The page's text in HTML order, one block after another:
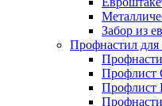
Забор из
Профнастил для
Профлист
Профлист